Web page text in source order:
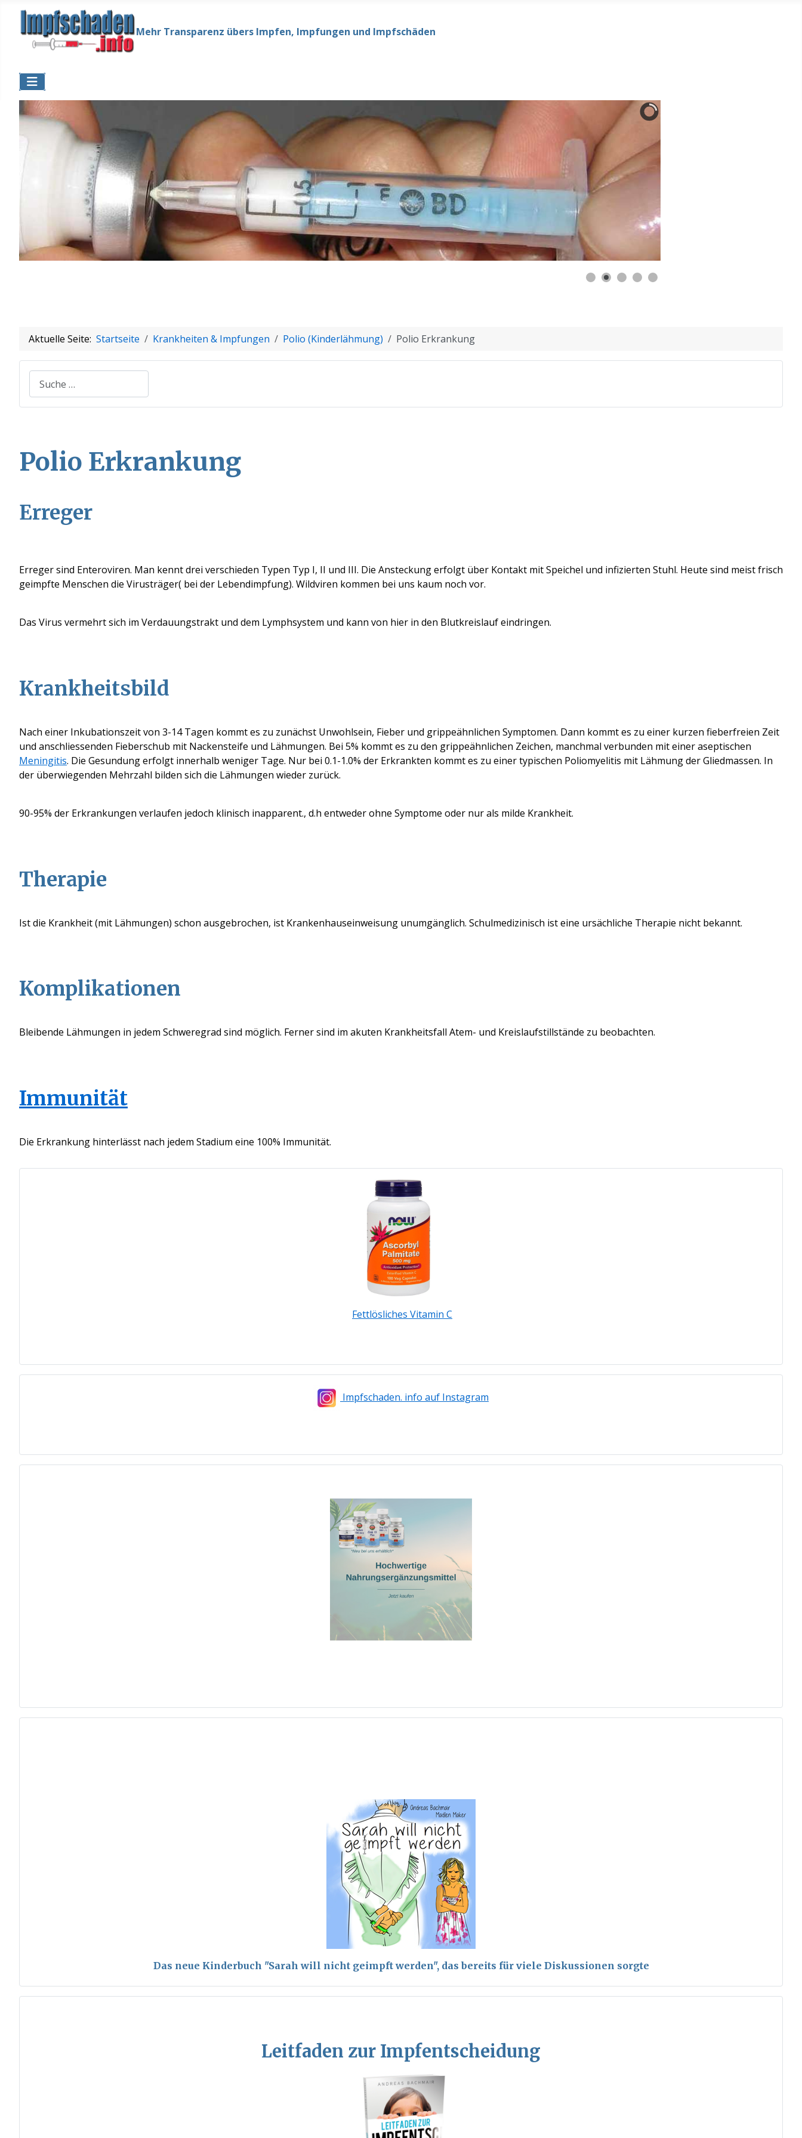
Mehr Transparenz übers Impfen, Impfungen und Impfschäden
Aktuelle Seite: Startseite Krankheiten & Impfungen Polio (Kinderlähmung) Polio Erkrankung
Polio Erkrankung
Erreger
Erreger sind Enteroviren. Man kennt drei verschieden Typen Typ I, II und III. Die Ansteckung erfolgt über Kontakt mit Speichel und infizierten Stuhl. Heute sind meistfrisch
geimpfte Menschen die Virusträger( bei der Lebendimpfung). Wildviren kommen bei uns kaum noch vor.
Das Virus vermehrt sich im Verdauungstrakt und dem Lymphsystem und kann von hier in den Blutkreislauf eindringen.
Krankheitsbild
Nach einer Inkubationszeit von 3-14 Tagen kommt es zu zunächst Unwohlsein, Fieber und grippeähnlichen Symptomen. Dann kommt es zu einer kurzen fieberfreien Zeit
und anschliessenden Fieberschub mit Nackensteife und Lähmungen. Bei 5% kommt es zu den grippeähnlichen Zeichen, manchmal verbunden mit einer aseptischen
Meningitis. Die Gesundung erfolgt innerhalb weniger Tage. Nur bei 0.1-1.0% der Erkrankten kommt es zu einer typischen Poliomyelitis mit Lähmung der Gliedmassen. In
der überwiegenden Mehrzahl bilden sich die Lähmungen wieder zurück.
90-95% der Erkrankungen verlaufen jedoch klinisch inapparent., d.h entweder ohne Symptome oder nur als milde Krankheit.
Therapie
Ist die Krankheit (mit Lähmungen) schon ausgebrochen, ist Krankenhauseinweisung unumgänglich. Schulmedizinisch ist eine ursächliche Therapie nicht bekannt.
Komplikationen
Bleibende Lähmungen in jedem Schweregrad sind möglich. Ferner sind im akuten Krankheitsfall Atem- und Kreislaufstillstände zu beobachten.
Immunität
Die Erkrankung hinterlässt nach jedem Stadium eine 100% Immunität.
Fettlösliches Vitamin C
Impfschaden. info auf Instagram
Das neue Kinderbuch "Sarah will nicht geimpft werden", das bereits für viele Diskussionen sorgte
Leitfaden zur Impfentscheidung